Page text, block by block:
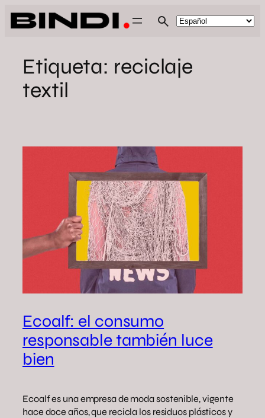
Saltar
al
Etiqueta: reciclaje
textil
Ecoalf: el consumo
responsable también luce
bien
Ecoalf es una empresa de moda sostenible, vigente
hace doce años, que recicla los residuos plásticos y